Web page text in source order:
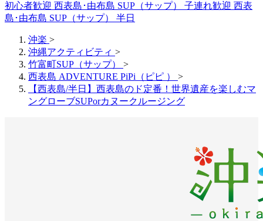
初心者歓迎 西表島･由布島 SUP（サップ） 子連れ歓迎 西表
島･由布島 SUP（サップ） 半日
沖楽 >
沖縄アクティビティ >
竹富町SUP（サップ） >
西表島 ADVENTURE PiPi（ピピ ） >
【西表島/半日】西表島のド定番！世界遺産を楽しむマ
ングローブSUPorカヌークルージング